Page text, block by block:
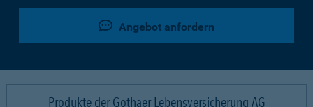
Angebot anfordern
Produkte der Gothaer Lebensversicherung AG